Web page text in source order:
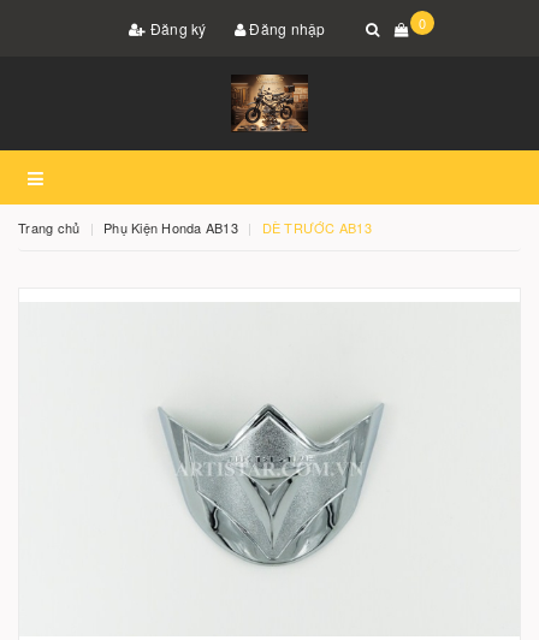
Đăng ký Đăng nhập 0
Trang chủ Phụ Kiện Honda AB13 DÈ TRƯỚC AB13